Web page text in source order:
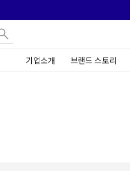
기업소개 브랜드 스토리